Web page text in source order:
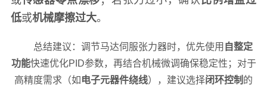
低或机械摩擦过大。
总结建议：调节马达伺服张力器时，优先使用 自整定
功能快速优化PID参数，再结合机械微调确保稳定性；对于
高精度需求（如 电子元器件绕线），建议选择闭环控制 的